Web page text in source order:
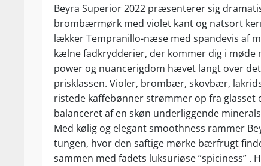
Beyra Superior 2022 præsenterer sig
brombærmørk med violet kant og natsort
lækker Tempranillo-næse med spandevis af
kælne fadkrydderier, der kommer dig i møde
power og nuancerigdom hævet langt over
prisklassen. Violer, brombær, skovbær,
ristede kaffebønner strømmer op fra glasset
balanceret af en skøn underliggende
Med kølig og elegant smoothness rammer
tungen, hvor den saftige mørke bærfrugt
sammen med fadets luksuriøse ”spiciness” .